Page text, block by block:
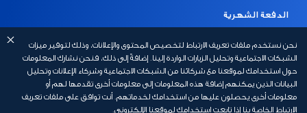
نحن نستخدم ملفات تعريف الارتباط لتخصيص المحتوى والإعلانات، وذلك لتوفير ميزات
الشبكات الاجتماعية وتحليل الزيارات الواردة إلينا. إضافةً إلى ذلك، فنحن نشارك المعلومات
حول استخدامك لموقعنا مع شركائنا من الشبكات الاجتماعية وشركاء الإعلانات وتحليل
البيانات الذين يمكنهم إضافة هذه المعلومات إلى معلومات أخرى تقدمها لهم أو
معلومات أخرى يحصلون عليها من استخدامك لخدماتهم. أنت توافق على ملفات تعريف
الارتباط الخاصة بنا إذا تابعت استخدامك لموقعنا الإلكتروني.
الدفعة الشهرية
 2,479
مجموع الدفعات
74,367
الخدمات المصرفية الإسلامية
الخدمات المصرفية الخاصة
البطاقات
القروض
القروض العقارية
التأمين
التوظيف
الاستدامة
أخبار بنك أبوظبي الأول
الاتصال والدعم
الخدمات المصرفية عبر الهاتف المتحرك
السلامة المالية
روابط سريعة
رسوم الخدمات المصرفية الشخصية